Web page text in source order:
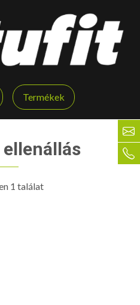
Termékek
1 találat